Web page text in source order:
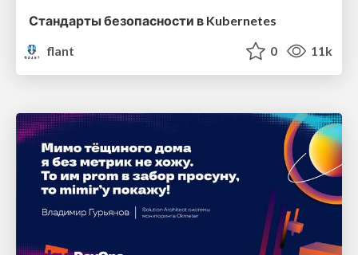
Стандарты безопасности в Kubernetes
flant
0 11k